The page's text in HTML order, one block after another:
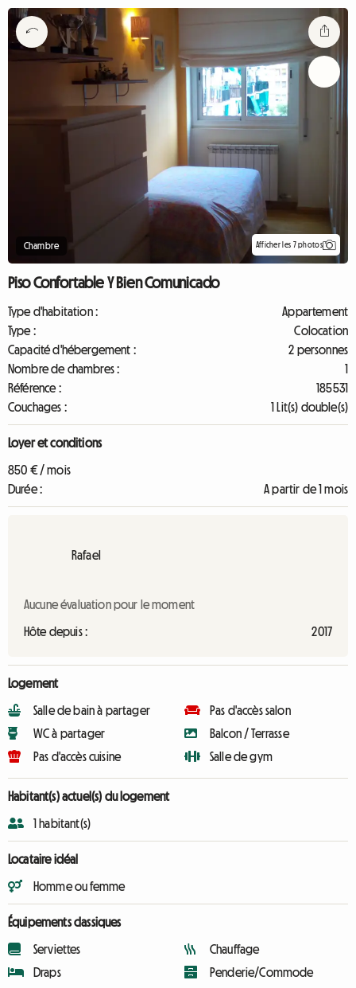
Chambre Afficher les 7 photos
Piso Confortable Y Bien Comunicado
Type d'habitation :
Appartement
Type :
Colocation
Capacité d'hébergement :
2 personnes
Nombre de chambres :
1
Référence :
185531
Couchages :
1 Lit(s) double(s)
Loyer et conditions
850 € / mois
Durée :
A partir de 1 mois
Rafael
Aucune évaluation pour le moment
Hôte depuis : 2017
Logement
Salle de bain à partager
WC à partager
Pas d'accès cuisine
Pas d'accès salon
Balcon / Terrasse
Salle de gym
Habitant(s) actuel(s) du logement
1 habitant(s)
Locataire idéal
Homme ou femme
Équipements classiques
Serviettes
Draps
Chauffage
Penderie/Commode